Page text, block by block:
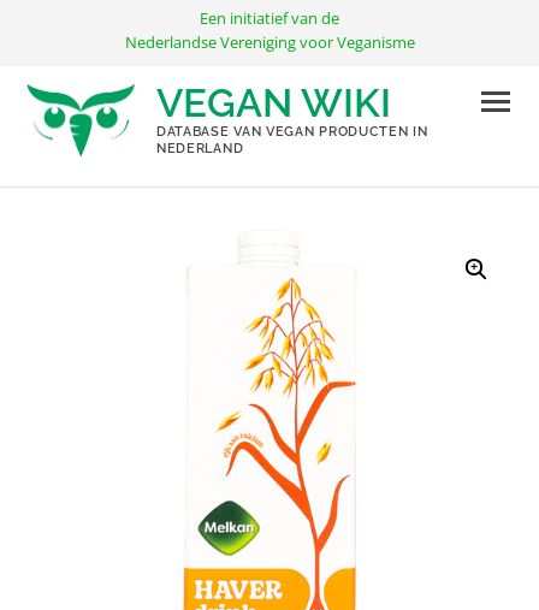
inhoud
Een initiatief van de
Nederlandse Vereniging voor Veganisme
VEGAN WIKI
DATABASE VAN VEGAN PRODUCTEN IN
NEDERLAND